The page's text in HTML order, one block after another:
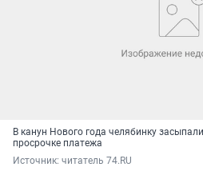
В канун Нового года челябинку
просрочке платежа
Источник: читатель 74.RU